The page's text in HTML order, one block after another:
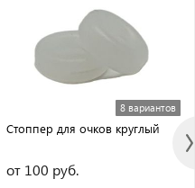
8 вариантов
Стоппер для очков круглый
от 100 руб.